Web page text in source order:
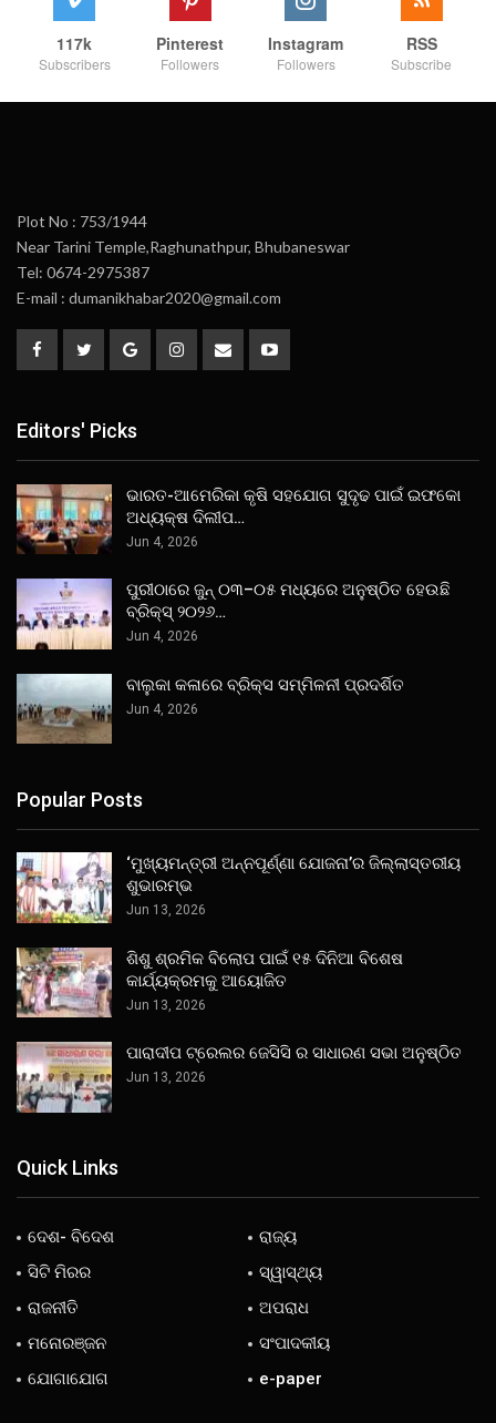
117k
Subscribers
Pinterest
Followers
Instagram
Followers
RSS
Subscribe
Plot No : 753/1944
Near Tarini Temple,Raghunathpur, Bhubaneswar
Tel: 0674-2975387
E-mail : dumanikhabar2020@gmail.com
Editors' Picks
ଭାରତ-ଆମେରିକା କୃଷି ସହଯୋଗ ସୁଦୃଢ ପାଇଁ ଇଫକୋ
ଅଧ୍ୟକ୍ଷ ଦିଲୀପ…
Jun 4, 2026
ପୁରୀଠାରେ ଜୁନ୍ ୦୩–୦୫ ମଧ୍ୟରେ ଅନୁଷ୍ଠିତ ହେଉଛି
ବ୍ରିକ୍ସ୍ ୨୦୨୬…
Jun 4, 2026
ବାଲୁକା କଳାରେ ବ୍ରିକ୍ସ ସମ୍ମିଳନୀ ପ୍ରଦର୍ଶିତ
Jun 4, 2026
Popular Posts
‘ମୁଖ୍ୟମନ୍ତ୍ରୀ ଅନ୍ନପୂର୍ଣ୍ଣା ଯୋଜନା’ର ଜିଲ୍ଲାସ୍ତରୀୟ
ଶୁଭାରମ୍ଭ
Jun 13, 2026
ଶିଶୁ ଶ୍ରମିକ ବିଲୋପ ପାଇଁ ୧୫ ଦିନିଆ ବିଶେଷ
କାର୍ଯ୍ୟକ୍ରମକୁ ଆୟୋଜିତ
Jun 13, 2026
ପାରାଦୀପ ଟ୍ରେଲର ଜେସିସି ର ସାଧାରଣ ସଭା ଅନୁଷ୍ଠିତ
Jun 13, 2026
Quick Links
ଦେଶ- ବିଦେଶ
ରାଜ୍ୟ
ସିଟି ମିରର
ସ୍ୱାସ୍ଥ୍ୟ
ରାଜନୀତି
ଅପରାଧ
ମନୋରଞ୍ଜନ
ସଂପାଦକୀୟ
ଯୋଗାଯୋଗ
e-paper